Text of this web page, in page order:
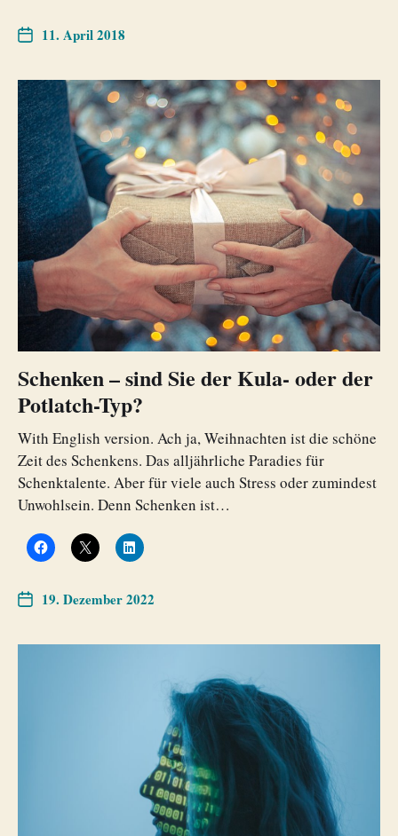
11. April 2018
Schenken – sind Sie der Kula- oder der
Potlatch-Typ?
With English version. Ach ja, Weihnachten ist die schöne
Zeit des Schenkens. Das alljährliche Paradies für
Schenktalente. Aber für viele auch Stress oder zumindest
Unwohlsein. Denn Schenken ist…
19. Dezember 2022